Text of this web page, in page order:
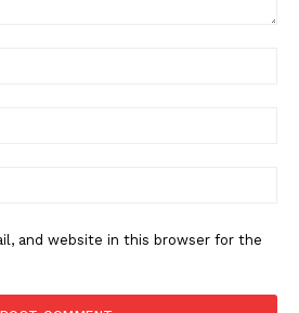
and website in this browser for the